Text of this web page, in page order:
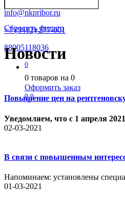
info@nkpribor.ru
+7 (3412) 277-001
88005118036
0
0 товаров на 0
Оформить заказ
0 0
Сбросить фильтр
Новости
Повышение цен на
Уведомляем, что с 1 апреля
02-03-2021
В связи с повышенным
Напоминаем: установлены
01-03-2021